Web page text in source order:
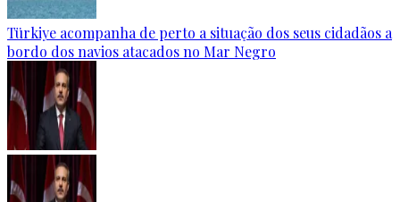
Türkiye acompanha de perto a situação dos seus cidadãos a
bordo dos navios atacados no Mar Negro